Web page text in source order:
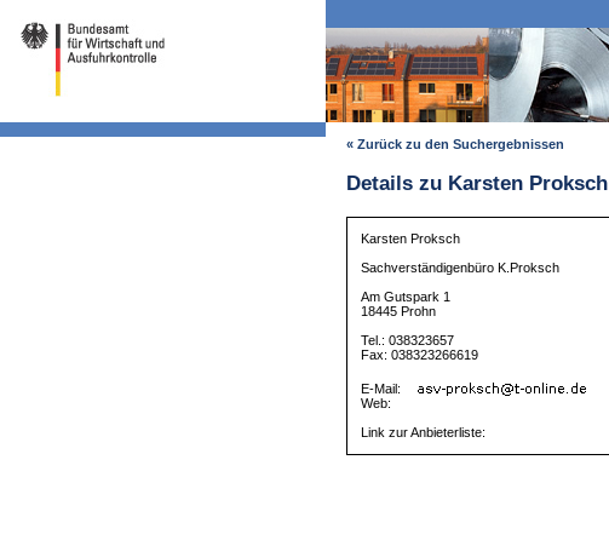
« Zurück zu den Suchergebnissen
Details zu Karsten Proksch
Karsten Proksch
Sachverständigenbüro K.Proksch
Am Gutspark 1
18445 Prohn
Tel.: 038323657
Fax: 038323266619
E-Mail:
Web:
Link zur Anbieterliste: